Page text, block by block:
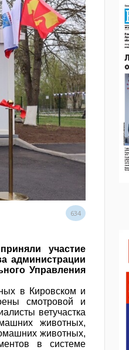
634
участие
администрации
Управления
в Кировском и
смотровой и
ветучастка
животных,
животных,
в системе